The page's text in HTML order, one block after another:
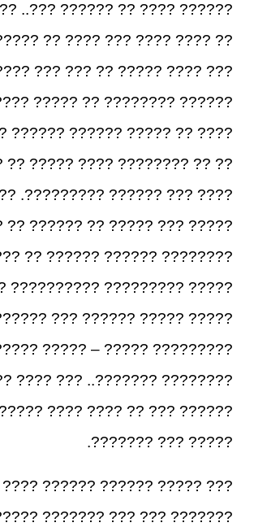
?? ?????? ???.. ???? ???????
??? ???? ?? ?????? ??? ????
????? ?? ??? ??? ????? ????
?? ????? ??????????
?????? ?????? ?? ????????
???? ????? ?? ?? ???? ??
?????? ?????????. ?????? ??
????? ?? ?????? ?? ???????
?????? ?? ??????? ???
?????????? ?? ?? ????
?????? ??? ?????? ?????? ??
????? – ????? ????? ??
???????.. ??? ???? ??????
??? ?? ???? ???? ????? ????
????? ??? ???????.
?????? ?????? ???? ?? ?????
??? ??????? ?????? ?? ????